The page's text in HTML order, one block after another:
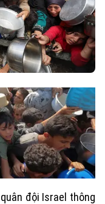
đội Israel thông